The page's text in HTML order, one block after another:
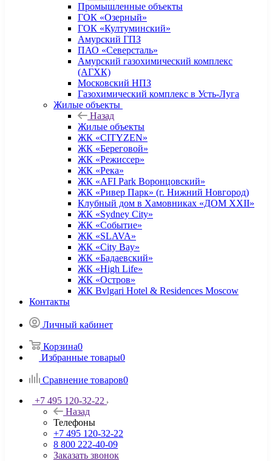
Промышленные объекты
ГОК «Озерный»
ГОК «Култуминский»
Амурский ГПЗ
ПАО «Северсталь»
Амурский газохимический комплекс
(АГХК)
Московский НПЗ
Газохимический комплекс в Усть-Луга
Жилые объекты
Назад
Жилые объекты
ЖК «CITYZEN»
ЖК «Береговой»
ЖК «Режиссер»
ЖК «Река»
ЖК «AFI Park Воронцовский»
ЖК «Ривер Парк» (г. Нижний Новгород)
Клубный дом в Хамовниках «ДОМ XXII»
ЖК «Sydney City»
ЖК «Событие»
ЖК «SLAVA»
ЖК «City Bay»
ЖК «Бадаевский»
ЖК «High Life»
ЖК «Остров»
ЖК Bvlgari Hotel & Residences Moscow
Контакты
Личный кабинет
Корзина0
Избранные товары0
Сравнение товаров0
+7 495 120-32-22
Назад
Телефоны
+7 495 120-32-22
8 800 222-40-09
Заказать звонок